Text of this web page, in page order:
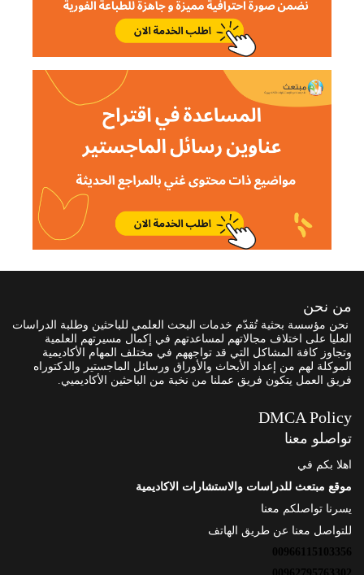
من نحن
نحن مؤسسة بحثية تُقدّم خدمات البحث العلمي للباحثين وطلبة الدراسات
العليا على اختلاف مجالاتهم لمساعدتهم في إكمال مسيرتهم العلمية
وتجاوز كافة المشاكل التي قد تواجههم في مختلف المهام الأكاديمية
الموكلة لهم من إعداد الأبحاث والأوراق ورسائل الماجستير والدكتوراه
فريق العمل يتكون فريق عملنا من نخبة من الباحثين الأكاديميي.
DMCA Policy
تواصلو معنا
اهلا بكم في
موقع مبتعث للدراسات والاستشارات الاكاديمية
يسرنا تواصلكم معنا
للتواصل معنا عن طريق الهاتف
00966115103356